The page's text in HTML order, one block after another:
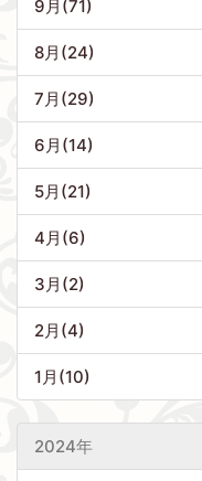
9月(71)
8月(24)
7月(29)
6月(14)
5月(21)
4月(6)
3月(2)
2月(4)
1月(10)
2024年